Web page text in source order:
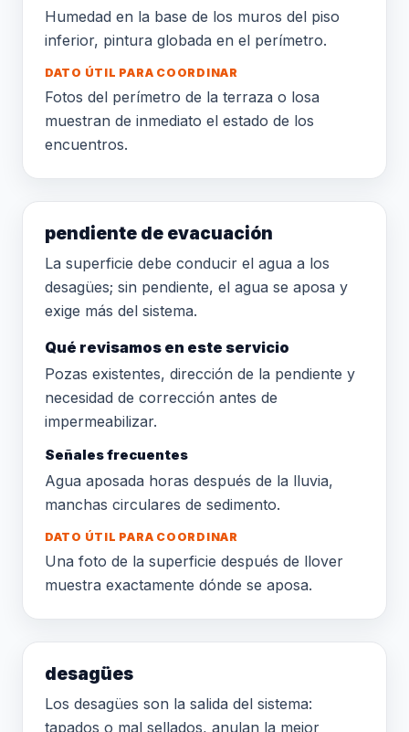
Humedad en la base de los muros del piso
inferior, pintura globada en el perímetro.
DATO ÚTIL PARA COORDINAR
Fotos del perímetro de la terraza o losa
muestran de inmediato el estado de los
encuentros.
pendiente de evacuación
La superficie debe conducir el agua a los
desagües; sin pendiente, el agua se aposa y
exige más del sistema.
Qué revisamos en este servicio
Pozas existentes, dirección de la pendiente y
necesidad de corrección antes de
impermeabilizar.
Señales frecuentes
Agua aposada horas después de la lluvia,
manchas circulares de sedimento.
DATO ÚTIL PARA COORDINAR
Una foto de la superficie después de llover
muestra exactamente dónde se aposa.
desagües
Los desagües son la salida del sistema:
tapados o mal sellados, anulan la mejor